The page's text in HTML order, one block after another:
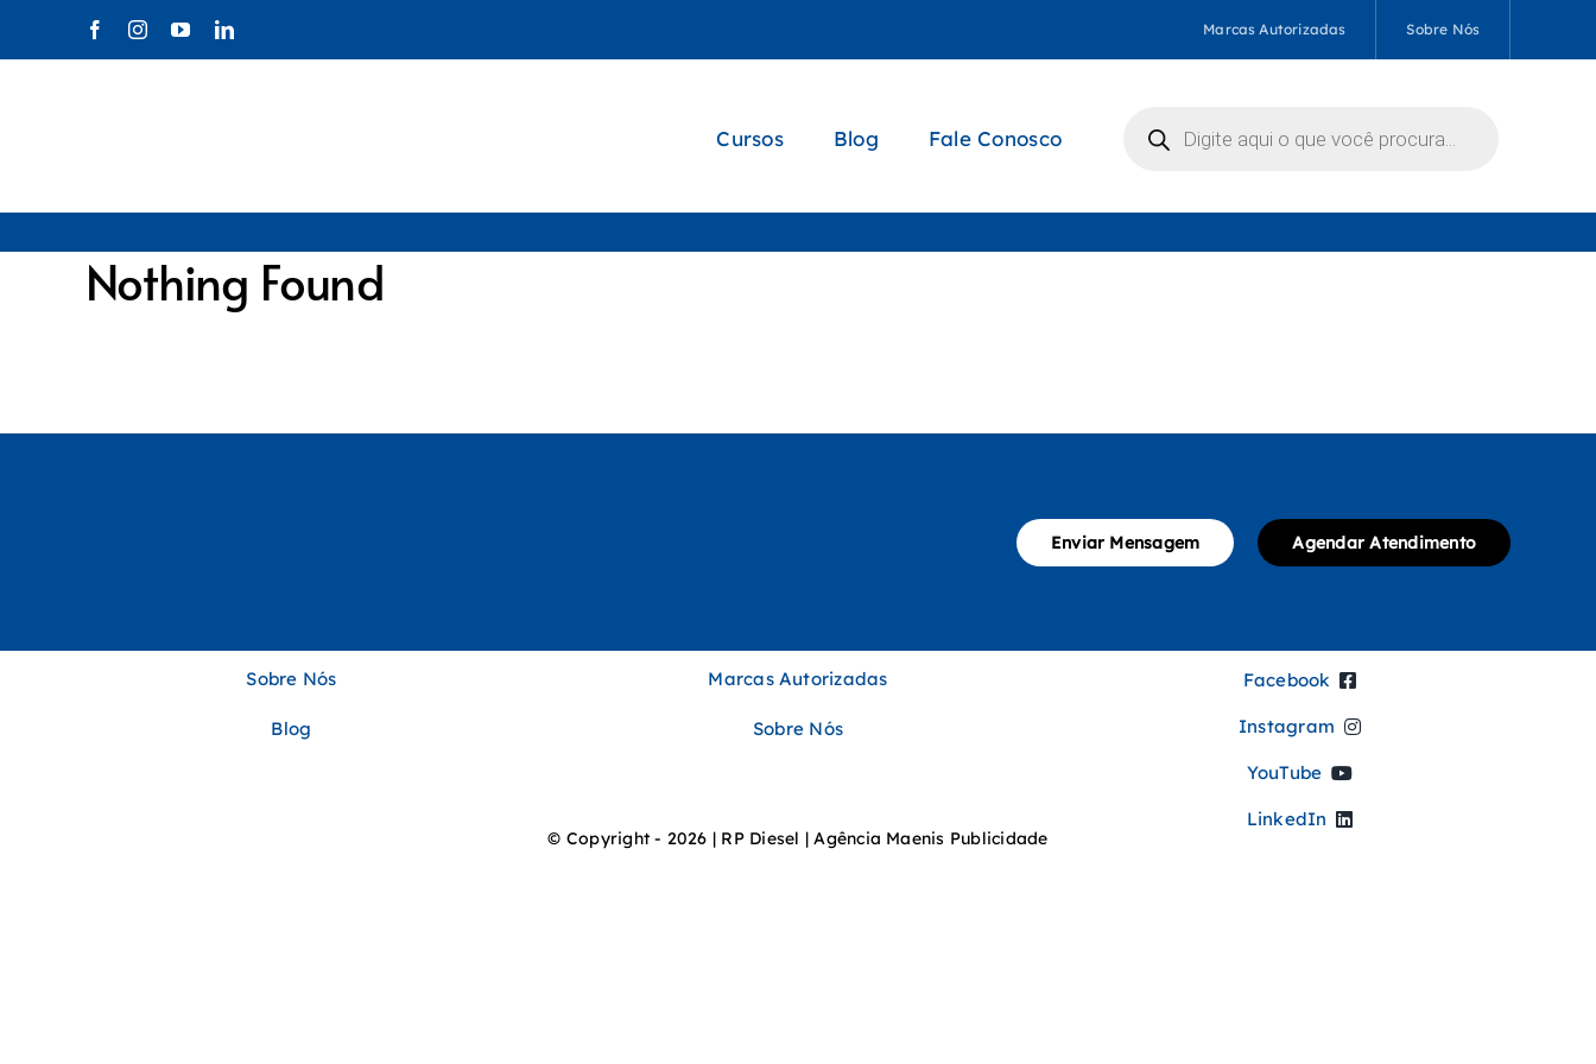
Marcas Autorizadas Sobre Nós
Cursos Blog Fale Conosco
produtos
Nothing Found
Enviar Mensagem Agendar Atendimento
Sobre Nós
Blog
Marcas Autorizadas
Sobre Nós
Facebook
Instagram
YouTube
LinkedIn
© Copyright - 2026 | RP Diesel | Agência Maenis Publicidade